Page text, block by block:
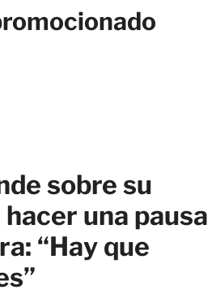
sobre su
una pausa
“Hay que